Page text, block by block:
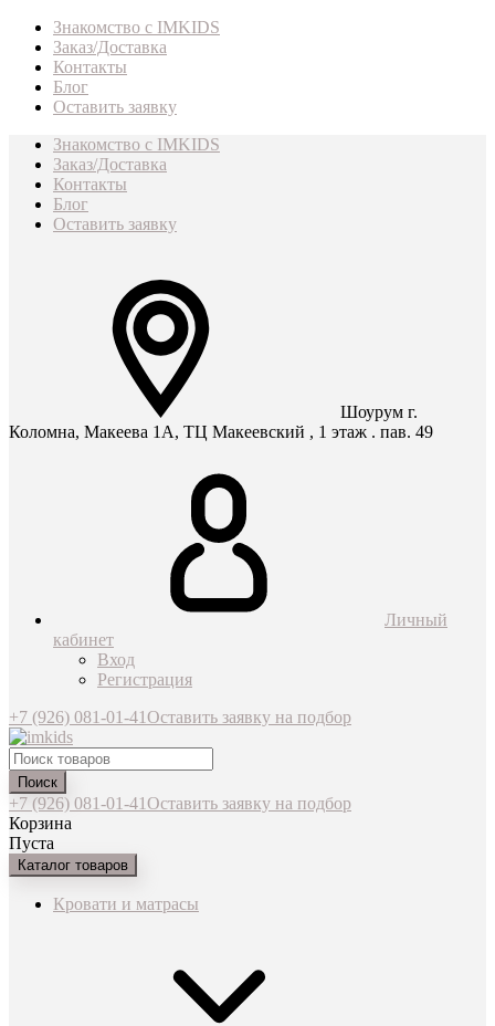
Знакомство с IMKIDS
Заказ/Доставка
Контакты
Блог
Оставить заявку
Знакомство с IMKIDS
Заказ/Доставка
Контакты
Блог
Оставить заявку
Шоурум г.
Коломна, Макеева 1А, ТЦ Макеевский , 1 этаж . пав. 49
Личный
кабинет
Вход
Регистрация
+7 (926) 081-01-41Оставить заявку на подбор
Поиск
+7 (926) 081-01-41Оставить заявку на подбор
Корзина
Пуста
Каталог товаров
Кровати и матрасы